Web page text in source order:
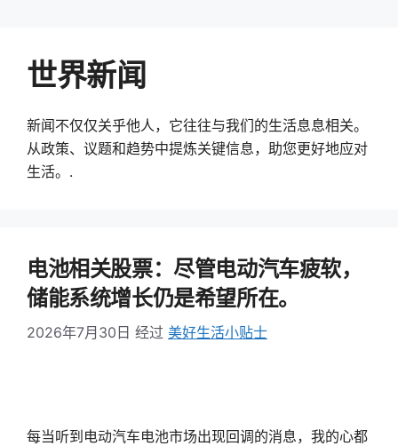
世界新闻
新闻不仅仅关乎他人，它往往与我们的生活息息相关。
从政策、议题和趋势中提炼关键信息，助您更好地应对
生活。.
电池相关股票：尽管电动汽车疲软，
储能系统增长仍是希望所在。
2026年7月30日 经过 美好生活小贴士
每当听到电动汽车电池市场出现回调的消息，我的心都